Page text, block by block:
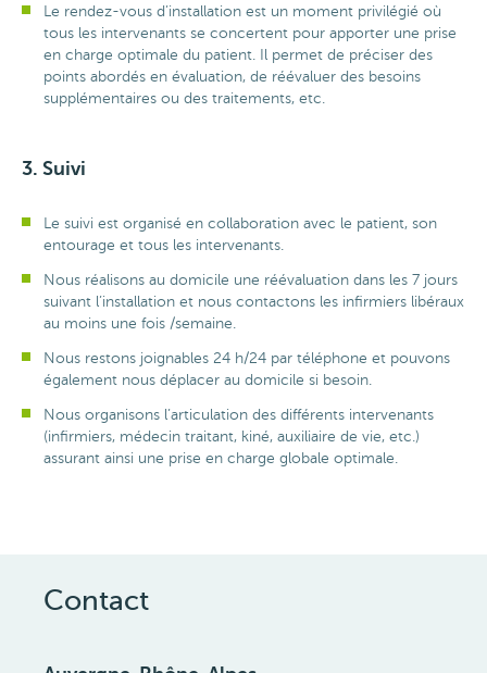
Le rendez-vous d’installation est un moment privilégié où
tous les intervenants se concertent pour apporter une prise
en charge optimale du patient. Il permet de préciser des
points abordés en évaluation, de réévaluer des besoins
supplémentaires ou des traitements, etc.
3. Suivi
Le suivi est organisé en collaboration avec le patient, son
entourage et tous les intervenants.
Nous réalisons au domicile une réévaluation dans les 7 jours
suivant l’installation et nous contactons les infirmiers libéraux
au moins une fois /semaine.
Nous restons joignables 24 h/24 par téléphone et pouvons
également nous déplacer au domicile si besoin.
Nous organisons l’articulation des différents intervenants
(infirmiers, médecin traitant, kiné, auxiliaire de vie, etc.)
assurant ainsi une prise en charge globale optimale.
Contact